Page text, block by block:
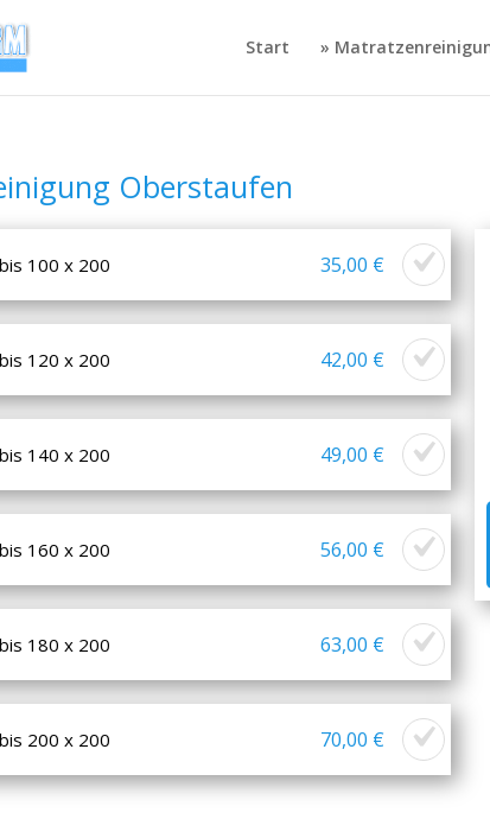
Start »
Oberstaufen
100 x 200 35,00 €
120 x 200 42,00 €
140 x 200 49,00 €
160 x 200 56,00 €
180 x 200 63,00 €
200 x 200 70,00 €